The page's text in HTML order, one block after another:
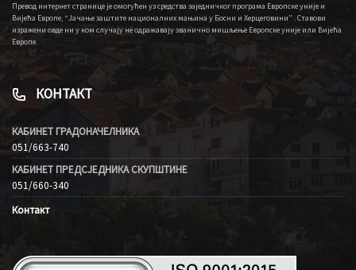
Превод интернет странице је омогућен уз средства заједничког програма Европске уније и
Вијећа Европе, “Јачање заштите националних мањина у Босни и Херцеговини” . Ставови
изражени овде ни у ком случају не одражавају званично мишљење Европске уније или Вијећа
Европе.
КОНТАКТ
КАБИНЕТ ГРАДОНАЧЕЛНИКА
051/663-740
КАБИНЕТ ПРЕДСЈЕДНИКА СКУПШТИНЕ
051/660-340
Контакт